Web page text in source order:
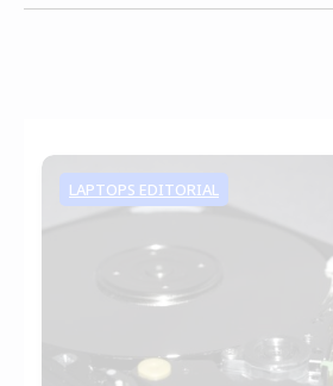
LAPTOPS EDITORIAL